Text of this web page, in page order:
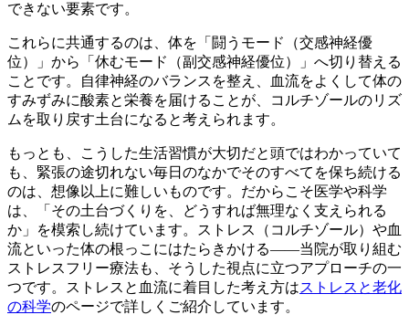
できない要素です。
これらに共通するのは、体を「闘うモード（交感神経優
位）」から「休むモード（副交感神経優位）」へ切り替える
ことです。自律神経のバランスを整え、血流をよくして体の
すみずみに酸素と栄養を届けることが、コルチゾールのリズ
ムを取り戻す土台になると考えられます。
もっとも、こうした生活習慣が大切だと頭ではわかっていて
も、緊張の途切れない毎日のなかでそのすべてを保ち続ける
のは、想像以上に難しいものです。だからこそ医学や科学
は、「その土台づくりを、どうすれば無理なく支えられる
か」を模索し続けています。ストレス（コルチゾール）や血
流といった体の根っこにはたらきかける——当院が取り組む
ストレスフリー療法も、そうした視点に立つアプローチの一
つです。ストレスと血流に着目した考え方はストレスと老化
の科学のページで詳しくご紹介しています。